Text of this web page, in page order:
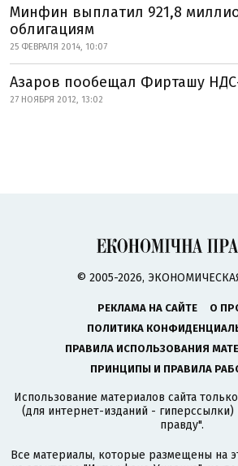
Минфин выплатил 921,8
облигациям
25 ФЕВРАЛЯ 2014, 10:07
Азаров пообещал Фирташу
27 НОЯБРЯ 2012, 13:02
© 2005-2026,
РЕКЛАМА НА САЙТЕ
О
ПОЛИТИКА
ПРАВИЛА ИСПОЛЬЗОВАНИЯ
ПРИНЦИПЫ И ПРАВИЛА
Использование материалов сайта
(для интернет-изданий -
правду".
Все материалы, которые размещены на